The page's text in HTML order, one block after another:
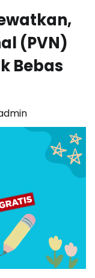
(PVN)
Bebas